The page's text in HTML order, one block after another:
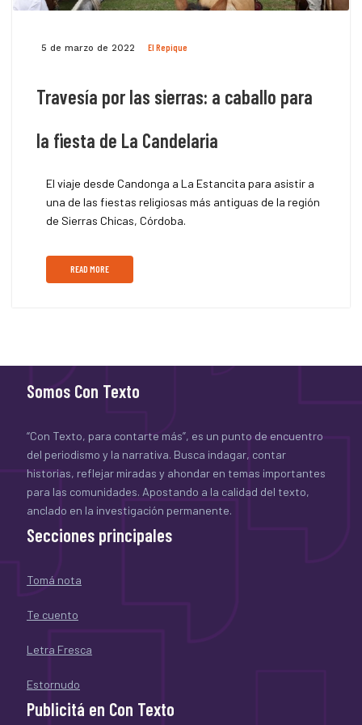
5 de marzo de 2022 El Repique
Travesía por las sierras: a caballo para
la fiesta de La Candelaria
El viaje desde Candonga a La Estancita para asistir a
una de las fiestas religiosas más antiguas de la región
de Sierras Chicas, Córdoba.
READ MORE
Somos Con Texto
“Con Texto, para contarte más”, es un punto de encuentro
del periodismo y la narrativa. Busca indagar, contar
historias, reflejar miradas y ahondar en temas importantes
para las comunidades. Apostando a la calidad del texto,
anclado en la investigación permanente.
Secciones principales
Tomá nota
Te cuento
Letra Fresca
Estornudo
Publicitá en Con Texto